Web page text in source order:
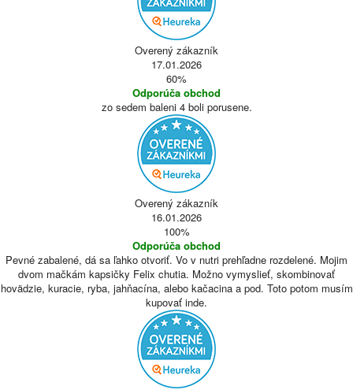
Overený zákazník
17.01.2026
60%
Odporúča obchod
zo sedem baleni 4 boli porusene.
Overený zákazník
16.01.2026
100%
Odporúča obchod
Pevné zabalené, dá sa ľahko otvoriť. Vo v nutri prehľadne rozdelené. Mojim
dvom mačkám kapsičky Felix chutia. Možno vymyslieť, skombinovať
hovädzie, kuracie, ryba, jahňacína, alebo kačacina a pod. Toto potom musím
kupovať inde.